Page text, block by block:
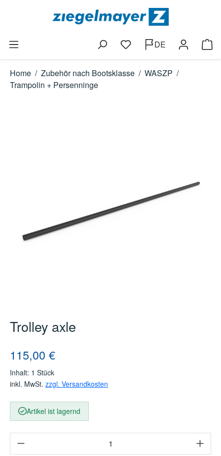
Zum Hauptinhalt springen
Du hast 0 Produkte auf
DE
Home / Zubehör nach Bootsklasse / WASZP /
Trampolin + Persenninge
Trolley axle
Regulärer Preis:
115,00 €
Inhalt: 1 Stück
inkl. MwSt. zzgl. Versandkosten
Artikel ist lagernd
Produkt Anzahl: Gib den gewünschten